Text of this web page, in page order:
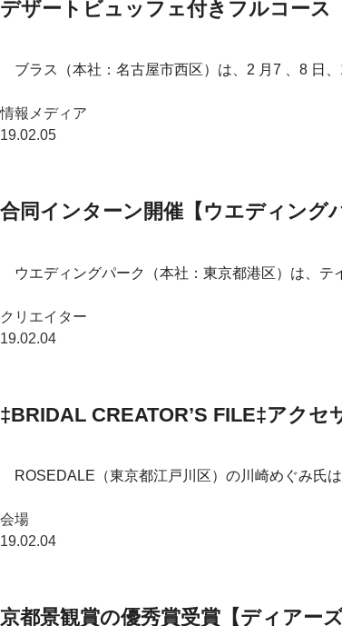
デザートビュッフェ付きフルコース
ブラス（本社：名古屋市西区）は、2 月7 、8 日
情報メディア
19.02.05
合同インターン開催【ウエディング
ウエディングパーク（本社：東京都港区）は、テ
クリエイター
19.02.04
‡BRIDAL CREATOR’S FILE‡アク
ROSEDALE（東京都江戸川区）の川崎めぐみ氏
会場
19.02.04
京都景観賞の優秀賞受賞【ディアー